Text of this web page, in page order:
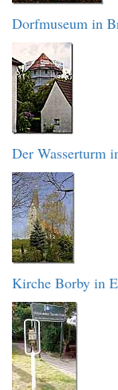
Dorfmuseum in
Der Wasserturm
Kirche Borby in